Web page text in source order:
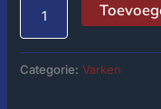
Categorie:Varken